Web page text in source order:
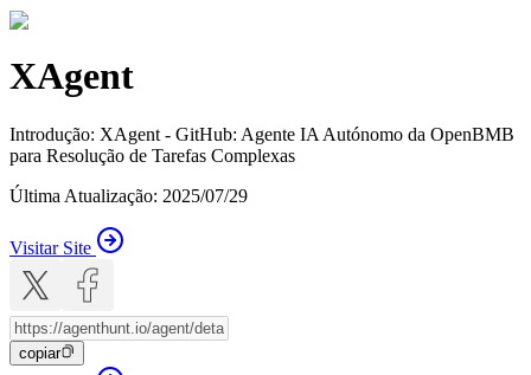
XAgent
Introdução: XAgent - GitHub: Agente IA Autónomo da OpenBMB
para Resolução de Tarefas Complexas
Última Atualização: 2025/07/29
Visitar Site
copiar